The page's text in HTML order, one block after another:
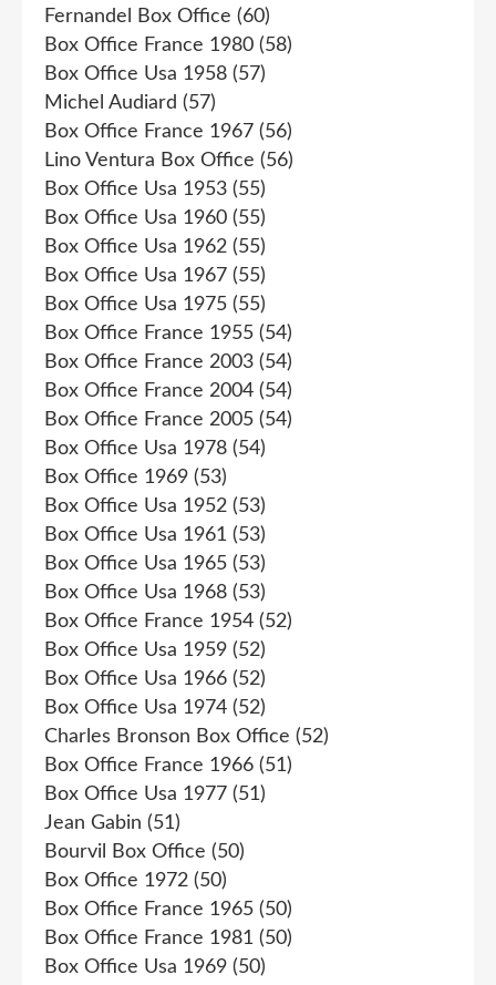
Fernandel Box Office (60)
Box Office France 1980 (58)
Box Office Usa 1958 (57)
Michel Audiard (57)
Box Office France 1967 (56)
Lino Ventura Box Office (56)
Box Office Usa 1953 (55)
Box Office Usa 1960 (55)
Box Office Usa 1962 (55)
Box Office Usa 1967 (55)
Box Office Usa 1975 (55)
Box Office France 1955 (54)
Box Office France 2003 (54)
Box Office France 2004 (54)
Box Office France 2005 (54)
Box Office Usa 1978 (54)
Box Office 1969 (53)
Box Office Usa 1952 (53)
Box Office Usa 1961 (53)
Box Office Usa 1965 (53)
Box Office Usa 1968 (53)
Box Office France 1954 (52)
Box Office Usa 1959 (52)
Box Office Usa 1966 (52)
Box Office Usa 1974 (52)
Charles Bronson Box Office (52)
Box Office France 1966 (51)
Box Office Usa 1977 (51)
Jean Gabin (51)
Bourvil Box Office (50)
Box Office 1972 (50)
Box Office France 1965 (50)
Box Office France 1981 (50)
Box Office Usa 1969 (50)